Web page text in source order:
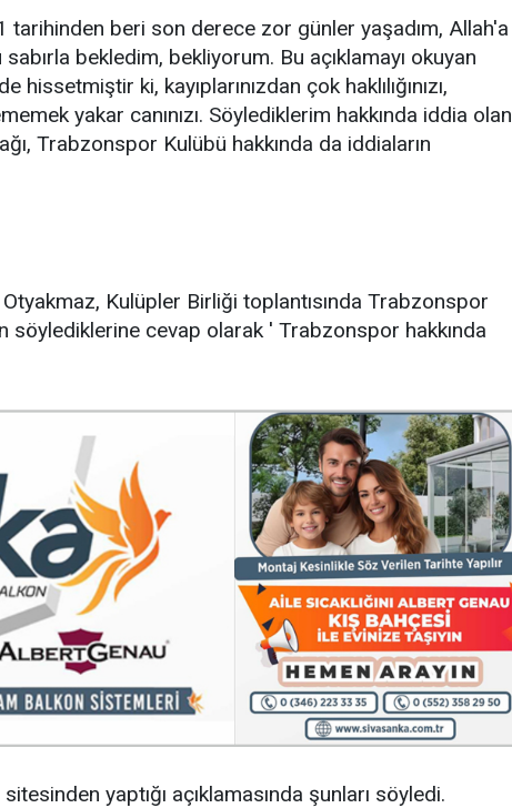
tarihinden beri son derece zor günler yaşadım, Allah'a
sabırla bekledim, bekliyorum. Bu açıklamayı okuyan
ki, kayıplarınızdan çok haklılığınızı,
yakar canınızı. Söylediklerim hakkında iddia olan
Trabzonspor Kulübü hakkında da iddiaların
Kulüpler Birliği toplantısında Trabzonspor
söylediklerine cevap olarak ' Trabzonspor hakkında
yaptığı açıklamasında şunları söyledi.